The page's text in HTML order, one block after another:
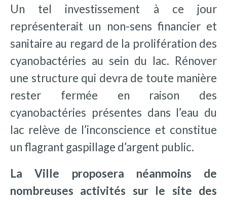
Un tel investissement à ce jour
représenterait un non-sens financier et
sanitaire au regard de la prolifération des
cyanobactéries au sein du lac. Rénover
une structure qui devra de toute manière
rester fermée en raison des
cyanobactéries présentes dans l’eau du
lac relève de l’inconscience et constitue
un flagrant gaspillage d’argent public.
La Ville proposera néanmoins de
nombreuses activités sur le site des